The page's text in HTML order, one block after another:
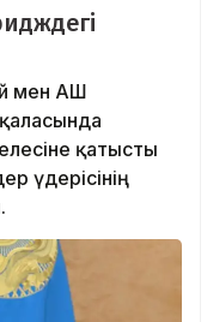
мен АҚШ
қатысты
үдерісінің